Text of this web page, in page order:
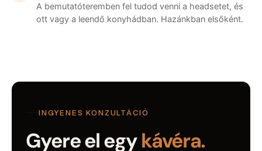
A bemutatóteremben fel tudod venni a headsetet, és
ott vagy a leendő konyhádban. Hazánkban elsőként.
INGYENES KONZULTÁCIÓ
Gyere el egykávéra.